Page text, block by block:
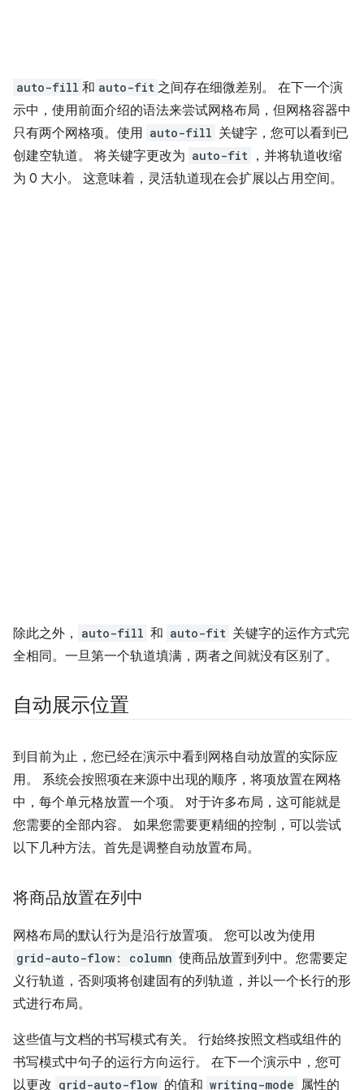
auto-fill 和 auto-fit 之间存在细微差别。 在下一个演
示中，使用前面介绍的语法来尝试网格布局，但网格容器中
只有两个网格项。使用 auto-fill 关键字，您可以看到已
创建空轨道。 将关键字更改为 auto-fit ，并将轨道收缩
为 0 大小。 这意味着，灵活轨道现在会扩展以占用空间。
除此之外， auto-fill 和 auto-fit 关键字的运作方式完
全相同。一旦第一个轨道填满，两者之间就没有区别了。
自动展示位置
到目前为止，您已经在演示中看到网格自动放置的实际应
用。 系统会按照项在来源中出现的顺序，将项放置在网格
中，每个单元格放置一个项。 对于许多布局，这可能就是
您需要的全部内容。 如果您需要更精细的控制，可以尝试
以下几种方法。首先是调整自动放置布局。
将商品放置在列中
网格布局的默认行为是沿行放置项。 您可以改为使用
grid-auto-flow: column 使商品放置到列中。您需要定
义行轨道，否则项将创建固有的列轨道，并以一个长行的形
式进行布局。
这些值与文档的书写模式有关。 行始终按照文档或组件的
书写模式中句子的运行方向运行。 在下一个演示中，您可
以更改 grid-auto-flow 的值和 writing-mode 属性的